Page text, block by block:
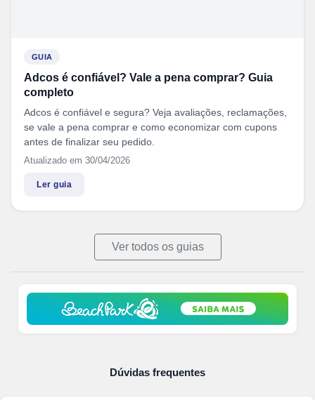
GUIA
Adcos é confiável? Vale a pena comprar? Guia
completo
Adcos é confiável e segura? Veja avaliações, reclamações,
se vale a pena comprar e como economizar com cupons
antes de finalizar seu pedido.
Atualizado em 30/04/2026
Ler guia
Ver todos os guias
Dúvidas frequentes